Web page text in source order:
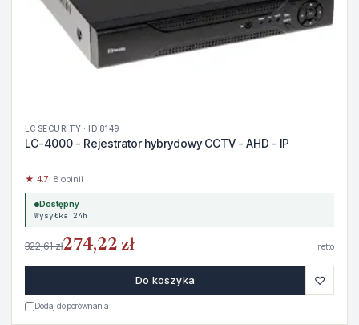
LC SECURITY · ID 8149
LC-4000 - Rejestrator hybrydowy CCTV - AHD - IP
★ 4.7· 8 opinii
Dostępny
Wysyłka 24h
322,61 zł274,22 zł netto
Do koszyka ♡
Dodaj do porównania